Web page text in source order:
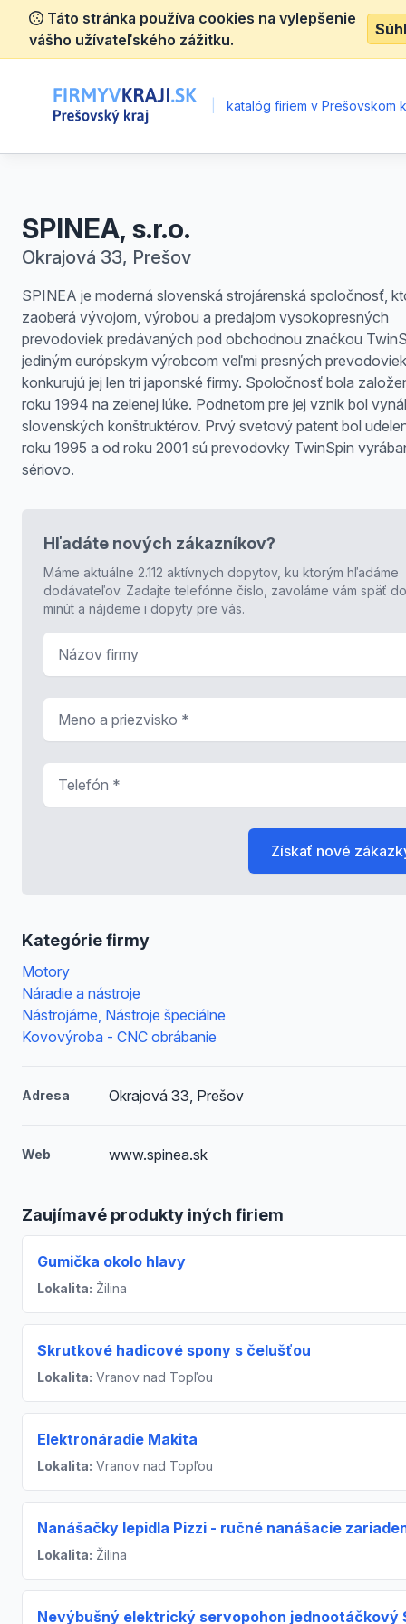
Táto stránka používa cookies na vylepšenie
vášho užívateľského zážitku.
katalóg firiem v Prešovskom
SPINEA, s.r.o.
Okrajová 33, Prešov
SPINEA je moderná slovenská strojárenská spoločnosť,
zaoberá vývojom, výrobou a predajom vysokopresných
prevodoviek predávaných pod obchodnou značkou
jediným európskym výrobcom veľmi presných
konkurujú jej len tri japonské firmy. Spoločnosť bola
roku 1994 na zelenej lúke. Podnetom pre jej vznik bol
slovenských konštruktérov. Prvý svetový patent bol
roku 1995 a od roku 2001 sú prevodovky TwinSpin
sériovo.
Kategórie firmy
Motory
Náradie a nástroje
Nástrojárne, Nástroje špeciálne
Kovovýroba - CNC obrábanie
Adresa Okrajová 33, Prešov
Web www.spinea.sk
Zaujímavé produkty iných firiem
Gumička okolo hlavy
Lokalita: Žilina
Skrutkové hadicové spony s čelušťou
Lokalita: Vranov nad Topľou
Elektronáradie Makita
Lokalita: Vranov nad Topľou
Nanášačky lepidla Pizzi - ručné nanášacie
Lokalita: Žilina
Nevýbušný elektrický servopohon jednootáčkový
Hľadáte nových zákazníkov?
Máme aktuálne 2.112 aktívnych dopytov, ku ktorým hľadáme
dodávateľov. Zadajte telefónne číslo, zavoláme vám späť
minút a nájdeme i dopyty pre vás.
Získať nové